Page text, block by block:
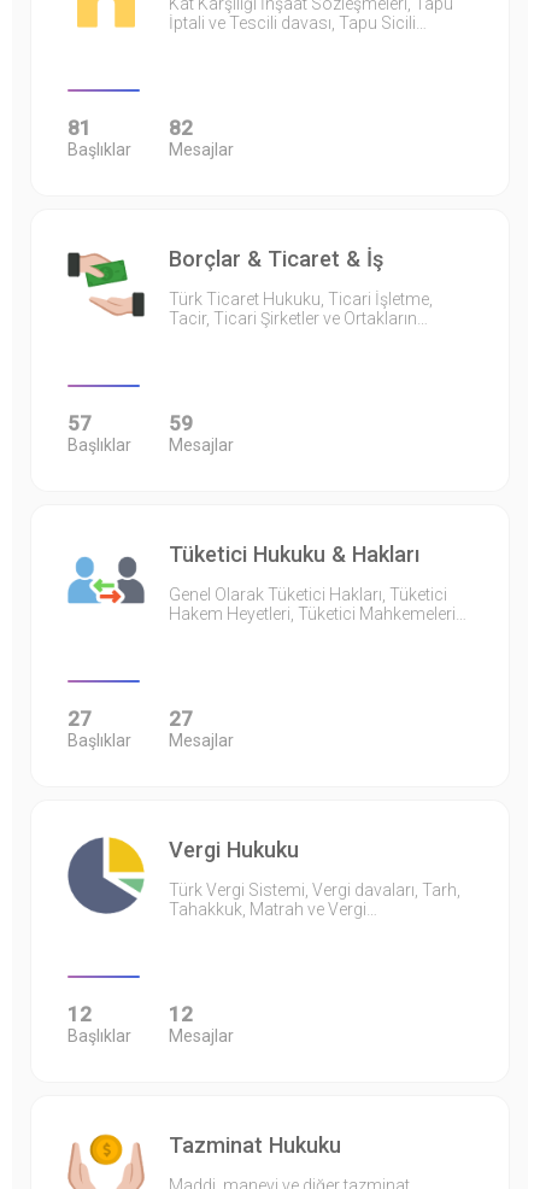
İptali ve Tescili davası, Tapu Sicili…
81
Başlıklar
82
Mesajlar
Borçlar & Ticaret & İş
Türk Ticaret Hukuku, Ticari İşletme,
Tacir, Ticari Şirketler ve Ortakların…
57
Başlıklar
59
Mesajlar
Tüketici Hukuku & Hakları
Genel Olarak Tüketici Hakları, Tüketici
Hakem Heyetleri, Tüketici Mahkemeleri…
27
Başlıklar
27
Mesajlar
Vergi Hukuku
Türk Vergi Sistemi, Vergi davaları, Tarh,
Tahakkuk, Matrah ve Vergi…
12
Başlıklar
12
Mesajlar
Tazminat Hukuku